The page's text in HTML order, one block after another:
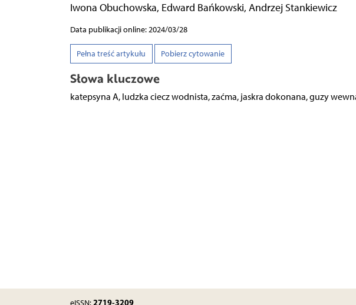
Iwona Obuchowska, Edward Bańkowski, Andrzej Stankiewicz
Data publikacji online: 2024/03/28
Pełna treść artykułu Pobierz cytowanie
Słowa kluczowe
katepsyna A, ludzka ciecz wodnista, zaćma, jaskra dokonana, guzy
eISSN:2719-3209